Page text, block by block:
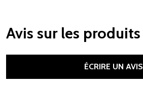
Avis sur les produits
ÉCRIRE UN AVIS